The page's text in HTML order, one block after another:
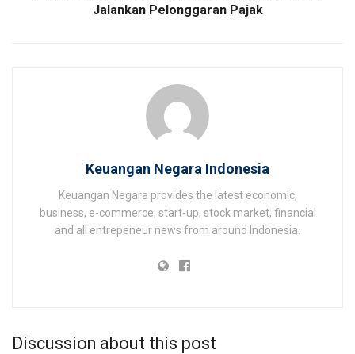
Jalankan Pelonggaran Pajak
Keuangan Negara Indonesia
Keuangan Negara provides the latest economic,
business, e-commerce, start-up, stock market, financial
and all entrepeneur news from around Indonesia.
Discussion about this post